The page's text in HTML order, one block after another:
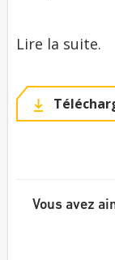
Lire la suite.
Vous avez